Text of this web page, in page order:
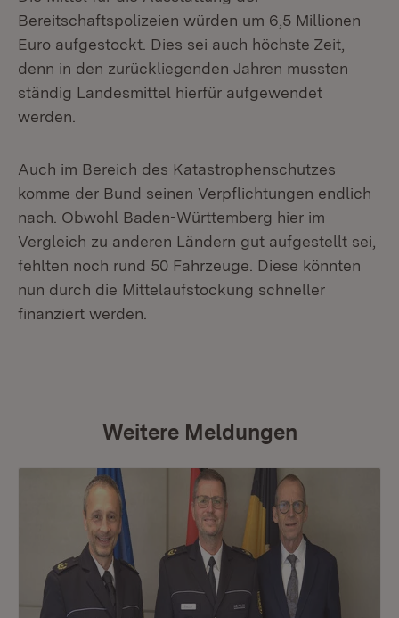
Bereitschaftspolizeien würden um 6,5 Millionen
Euro aufgestockt. Dies sei auch höchste Zeit,
denn in den zurückliegenden Jahren mussten
ständig Landesmittel hierfür aufgewendet
werden.
Auch im Bereich des Katastrophenschutzes
komme der Bund seinen Verpflichtungen endlich
nach. Obwohl Baden-Württemberg hier im
Vergleich zu anderen Ländern gut aufgestellt sei,
fehlten noch rund 50 Fahrzeuge. Diese könnten
nun durch die Mittelaufstockung schneller
finanziert werden.
Weitere Meldungen